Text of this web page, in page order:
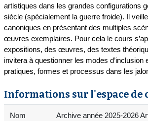
artistiques dans les grandes configurations
siècle (spécialement la guerre froide). Il
canoniques en présentant des multiples
œuvres exemplaires. Pour cela le cours
expositions, des œuvres, des textes
invitera à questionner les modes d’inclusion
pratiques, formes et processus dans les
Informations sur l'espace de
Nom
Archive année 2025-2026